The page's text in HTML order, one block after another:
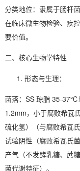
分类地位：隶属于肠杆
在临床微生物检验、疾
要价值。
二、核心生物学特性
形态与生理：
菌落：SS 琼脂 35-37℃
1.2mm，小于腐败希瓦
硫化氢）
（与腐败希瓦
试验阴性（腐败希瓦氏
产气（不发酵乳糖、蔗
菌代谢特征）。